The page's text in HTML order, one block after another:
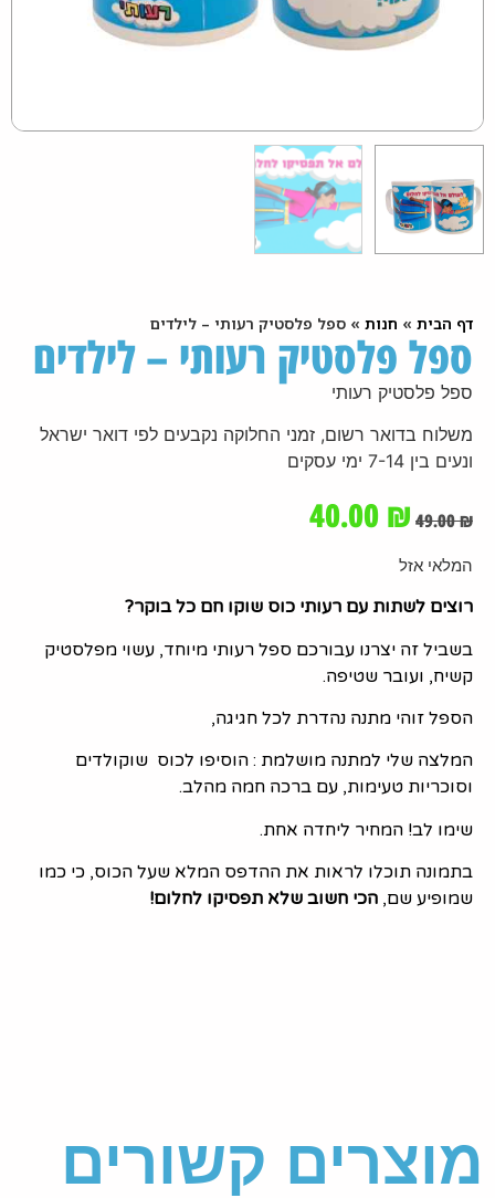
דף הבית » חנות » ספל פלסטיק רעותי – לילדים
ספל פלסטיק רעותי – לילדים
ספל פלסטיק רעותי
משלוח בדואר רשום, זמני החלוקה נקבעים לפי דואר ישראל
ונעים בין 7-14 ימי עסקים
49.00₪
40.00 ₪
המלאי אזל
רוצים לשתות עם רעותי כוס שוקו חם כל בוקר?
בשביל זה יצרנו עבורכם ספל רעותי מיוחד, עשוי מפלסטיק
קשיח, ועובר שטיפה.
הספל זוהי מתנה נהדרת לכל חגיגה,
המלצה שלי למתנה מושלמת : הוסיפו לכוס שוקולדים
וסוכריות טעימות, עם ברכה חמה מהלב.
שימו לב! המחיר ליחדה אחת.
בתמונה תוכלו לראות את ההדפס המלא שעל הכוס, כי כמו
שמופיע שם, הכי חשוב שלא תפסיקו לחלום!
מוצרים קשורים